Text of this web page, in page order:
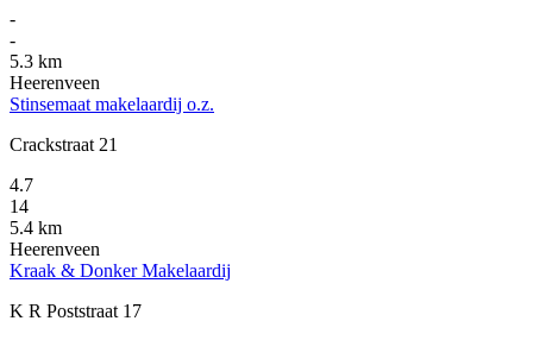
-
-
5.3 km
Heerenveen
Stinsemaat makelaardij o.z.
Crackstraat 21
4.7
14
5.4 km
Heerenveen
Kraak & Donker Makelaardij
K R Poststraat 17